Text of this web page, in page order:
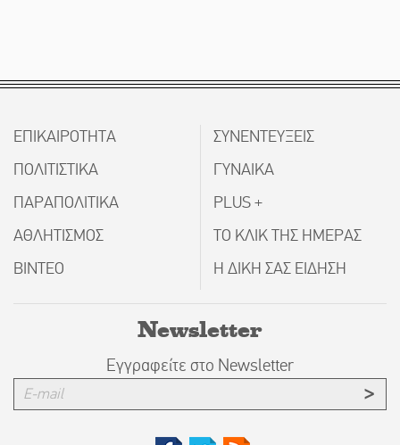
ΕΠΙΚΑΙΡΟΤΗΤΑ
ΠΟΛΙΤΙΣΤΙΚΑ
ΠΑΡΑΠΟΛΙΤΙΚΑ
ΑΘΛΗΤΙΣΜΟΣ
ΒΙΝΤΕΟ
ΣΥΝΕΝΤΕΥΞΕΙΣ
ΓΥΝΑΙΚΑ
PLUS +
ΤΟ ΚΛΙΚ ΤΗΣ ΗΜΕΡΑΣ
Η ΔΙΚΗ ΣΑΣ ΕΙΔΗΣΗ
Newsletter
Εγγραφείτε στο Newsletter